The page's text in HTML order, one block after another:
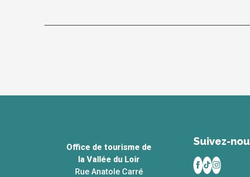
Office de tourisme de
la Vallée du Loir
Rue Anatole Carré
Suivez-